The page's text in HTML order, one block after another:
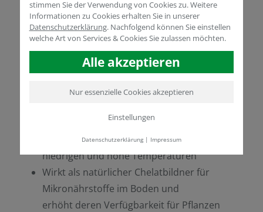
Nährstoffaufnahme und
des Düngemitteleinsatzes der Effizienz im
Bodenmilieu
Stimuliert kräftiges Wurzelwachstum und
Ertragsbildung
Verbessert die Bodenstruktur und erhöht
Erhöht die Stresstoleranz der Pflanzen
gegenüber Trockenheit, Salzgehalt sowie
niedrigen und hohe Temperaturen
Wirkt als natürlicher Chelatbildner für
Mikronährstoffe im Boden und
erhöht deren Verfügbarkeit für Pflanzen
stimmen Sie der Verwendung von Cookies zu. Weitere
Informationen zu Cookies erhalten Sie in unserer
Datenschutzerklärung. Nachfolgend können Sie einstellen
welche Art von Services & Cookies Sie zulassen möchten.
Alle akzeptieren
Nur essenzielle Cookies akzeptieren
Einstellungen
Datenschutzerklärung| Impressum